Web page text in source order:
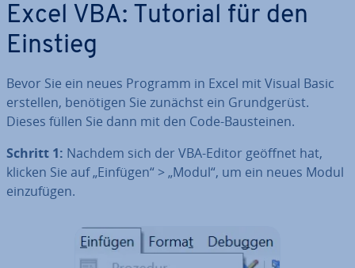
Excel VBA: Tutorial für den
Einstieg
Bevor Sie ein neues Programm in Excel mit Visual Basic
erstellen, benötigen Sie zunächst ein Grund­ge­rüst.
Dieses füllen Sie dann mit den Code-Bau­stei­nen.
Schritt 1: Nachdem sich der VBA-Editor geöffnet hat,
klicken Sie auf „Einfügen“ > „Modul“, um ein neues Modul
ein­zu­fü­gen.